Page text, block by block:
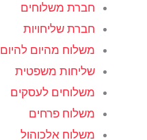
חברת משלוחים
חברת שליחויות
משלוח מהיום להיום
שליחות משפטית
משלוחים לעסקים
משלוח פרחים
משלוח אלכוהול